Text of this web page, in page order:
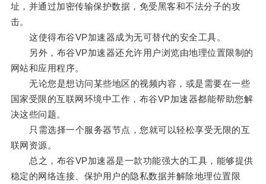
址，并通过加密传输保护数据，免受黑客和不法分子的攻
击。
这使得布谷VP加速器成为无可替代的安全工具。
另外，布谷VP加速器还允许用户浏览由地理位置限制的
网站和应用程序。
无论您是想访问某些地区的视频内容，或是需要在一些
国家受限的互联网环境中工作，布谷VP加速器都能帮助您解
决这些问题。
只需选择一个服务器节点，您就可以轻松享受无限的互
联网资源。
总之，布谷VP加速器是一款功能强大的工具，能够提供
稳定的网络连接、保护用户的隐私数据并解除地理位置限